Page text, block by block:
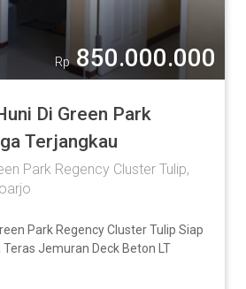
Rp 850.000.000
Di Green Park
Terjangkau
Park Regency Cluster Tulip,
Park Regency Cluster Tulip Siap
Teras Jemuran Deck Beton LT